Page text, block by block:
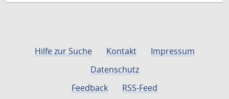
Hilfe zur Suche Kontakt
Impressum
Datenschutz
Feedback
RSS-Feed